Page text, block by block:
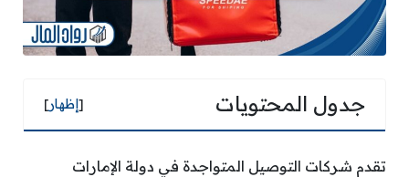
جدول المحتويات [إظهار]
تقدم شركات التوصيل المتواجدة في دولة الإمارات